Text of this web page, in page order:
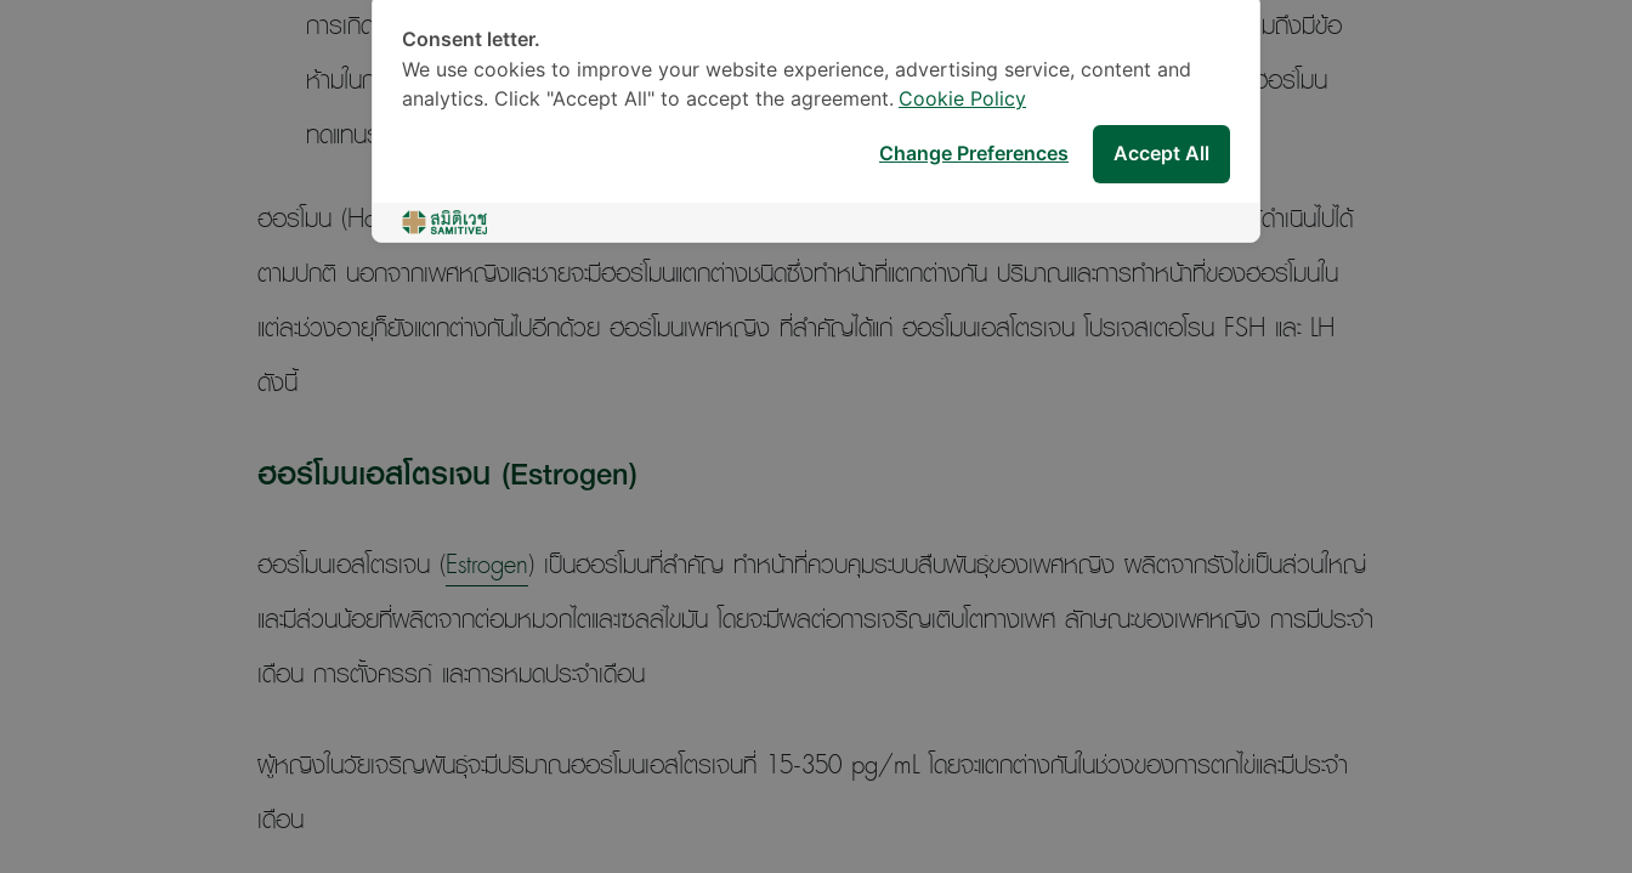
การเกิดกระดูกพรุนในระยะยาว แต่อาจส่งผลเพิ่มความเสี่ยงต่อโรคมะเร็งบางชนิด โรคหัวใจและหลอดเลือด รวมถึงมีข้อ
ห้ามในการใช้ในผู้ป่วยบางกลุ่ม จึงควรปรึกษาแพทย์เพื่อตรวจระดับฮอร์โมนและพิจารณาการใช้ยา ไม่ควรซื้อฮอร์โมน
ทดแทนรับประทาน หรือทานบนผิวหน้าเอง
ฮอร์โมน (Hormones) คือสารเคมีที่ร่างกายสร้างขึ้นเพื่อทำหน้าที่ควบคุมการทำงานของระบบต่าง ๆ ในร่างกายให้ดำเนินไปได้
ตามปกติ นอกจากเพศหญิงและชายจะมีฮอร์โมนแตกต่างชนิดซึ่งทำหน้าที่แตกต่างกัน ปริมาณและการทำหน้าที่ของฮอร์โมนใน
แต่ละช่วงอายุก็ยังแตกต่างกันไปอีกด้วย ฮอร์โมนเพศหญิง ที่สำคัญได้แก่ ฮอร์โมนเอสโตรเจน โปรเจสเตอโรน FSH และ LH
ดังนี้
ฮอร์โมนเอสโตรเจน (Estrogen)
ฮอร์โมนเอสโตรเจน (Estrogen) เป็นฮอร์โมนที่สำคัญ ทำหน้าที่ควบคุมระบบสืบพันธุ์ของเพศหญิง ผลิตจากรังไข่เป็นส่วนใหญ่
และมีส่วนน้อยที่ผลิตจากต่อมหมวกไตและเซลล์ไขมัน โดยจะมีผลต่อการเจริญเติบโตทางเพศ ลักษณะของเพศหญิง การมีประจำ
เดือน การตั้งครรภ์ และการหมดประจำเดือน
ผู้หญิงในวัยเจริญพันธุ์จะมีปริมาณฮอร์โมนเอสโตรเจนที่ 15-350 pg/mL โดยจะแตกต่างกันในช่วงของการตกไข่และมีประจำ
เดือน
Consent letter.
We use cookies to improve your website experience, advertising service, content and
analytics. Click "Accept All" to accept the agreement. Cookie Policy
Accept All
Change Preferences